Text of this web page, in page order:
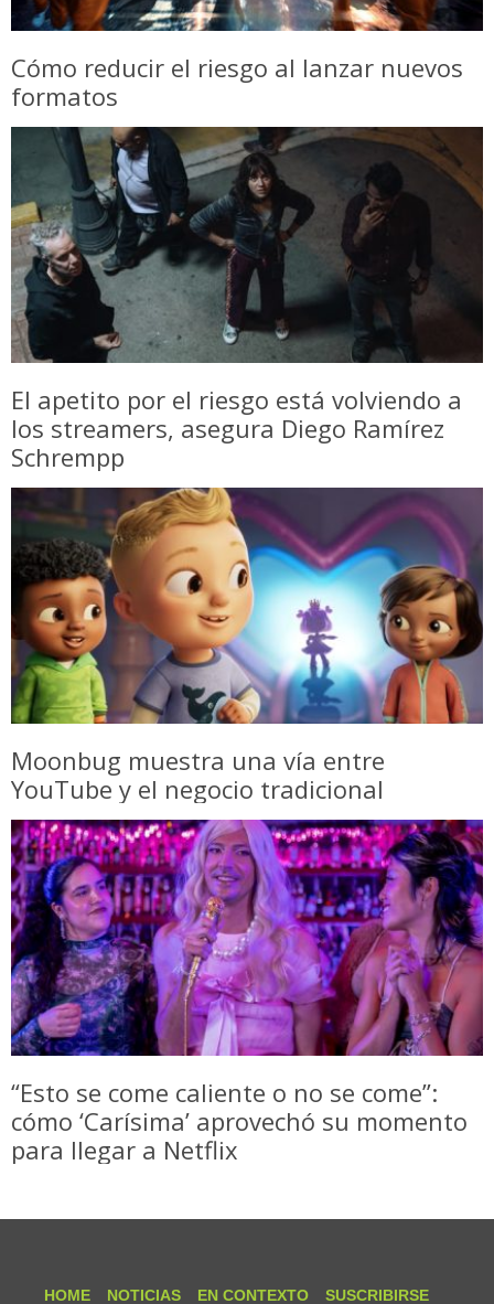
Cómo reducir el riesgo al lanzar nuevos
formatos
El apetito por el riesgo está volviendo a
los streamers, asegura Diego Ramírez
Schrempp
Moonbug muestra una vía entre
YouTube y el negocio tradicional
“Esto se come caliente o no se come”:
cómo ‘Carísima’ aprovechó su momento
para llegar a Netflix
HOME NOTICIAS EN CONTEXTO SUSCRIBIRSE